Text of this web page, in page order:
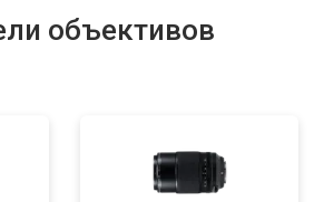
объективов